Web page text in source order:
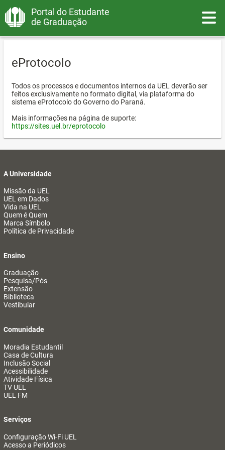
Portal do Estudante
de Graduação
eProtocolo
Todos os processos e documentos internos da UEL deverão ser
feitos exclusivamente no formato digital, via plataforma do
sistema eProtocolo do Governo do Paraná.
Mais informações na página de suporte:
https://sites.uel.br/eprotocolo
A Universidade
Missão da UEL
UEL em Dados
Vida na UEL
Quem é Quem
Marca Símbolo
Política de Privacidade
Ensino
Graduação
Pesquisa/Pós
Extensão
Biblioteca
Vestibular
Comunidade
Moradia Estudantil
Casa de Cultura
Inclusão Social
Acessibilidade
Atividade Física
TV UEL
UEL FM
Serviços
Configuração Wi-Fi UEL
Acesso a Periódicos